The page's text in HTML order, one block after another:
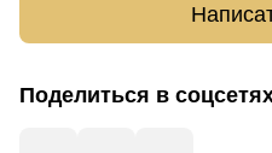
Поделиться в